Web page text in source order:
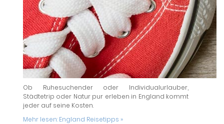
Ob Ruhesuchender oder Individualurlauber,
Städtetrip oder Natur pur erleben in England kommt
jeder auf seine Kosten.
Mehr lesen: England Reisetipps »